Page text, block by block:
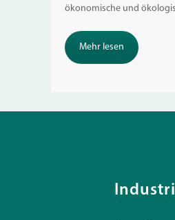
ökonomische und
Mehr lesen